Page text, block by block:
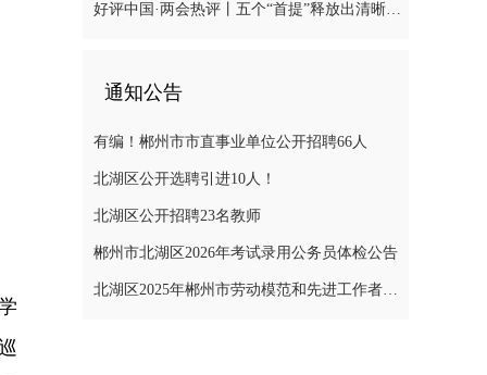
好评中国·两会热评丨五个“首提”释放出清晰“绿色信号”
通知公告
有编！郴州市市直事业单位公开招聘66人
北湖区公开选聘引进10人！
北湖区公开招聘23名教师
郴州市北湖区2026年考试录用公务员体检公告
北湖区2025年郴州市劳动模范和先进工作者推荐对象公示